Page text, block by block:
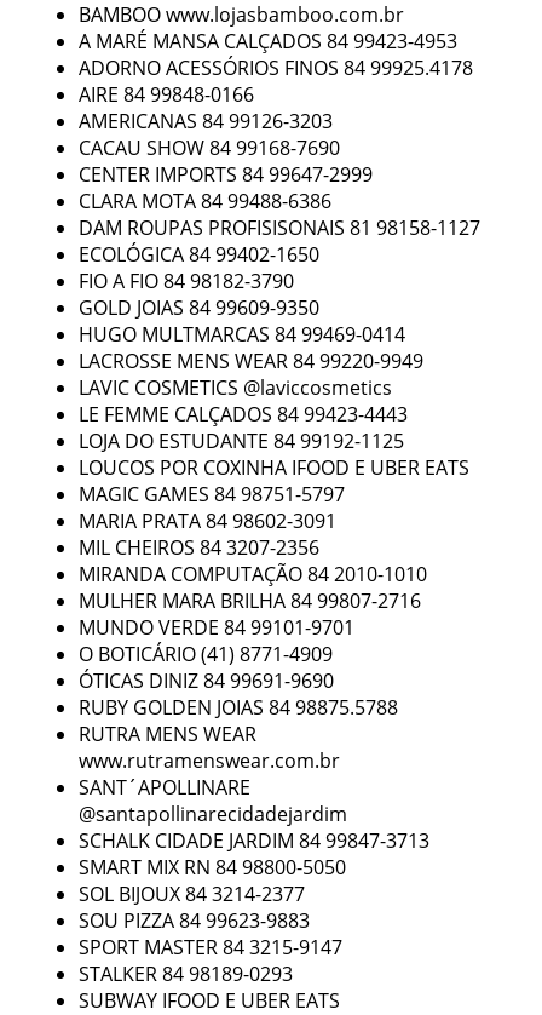
BAMBOO www.lojasbamboo.com.br
A MARÉ MANSA CALÇADOS 84 99423-4953
ADORNO ACESSÓRIOS FINOS 84 99925.4178
AIRE 84 99848-0166
AMERICANAS 84 99126-3203
CACAU SHOW 84 99168-7690
CENTER IMPORTS 84 99647-2999
CLARA MOTA 84 99488-6386
DAM ROUPAS PROFISISONAIS 81 98158-1127
ECOLÓGICA 84 99402-1650
FIO A FIO 84 98182-3790
GOLD JOIAS 84 99609-9350
HUGO MULTMARCAS 84 99469-0414
LACROSSE MENS WEAR 84 99220-9949
LAVIC COSMETICS @laviccosmetics
LE FEMME CALÇADOS 84 99423-4443
LOJA DO ESTUDANTE 84 99192-1125
LOUCOS POR COXINHA IFOOD E UBER EATS
MAGIC GAMES 84 98751-5797
MARIA PRATA 84 98602-3091
MIL CHEIROS 84 3207-2356
MIRANDA COMPUTAÇÃO 84 2010-1010
MULHER MARA BRILHA 84 99807-2716
MUNDO VERDE 84 99101-9701
O BOTICÁRIO (41) 8771-4909
ÓTICAS DINIZ 84 99691-9690
RUBY GOLDEN JOIAS 84 98875.5788
RUTRA MENS WEAR
www.rutramenswear.com.br
SANT´APOLLINARE
@santapollinarecidadejardim
SCHALK CIDADE JARDIM 84 99847-3713
SMART MIX RN 84 98800-5050
SOL BIJOUX 84 3214-2377
SOU PIZZA 84 99623-9883
SPORT MASTER 84 3215-9147
STALKER 84 98189-0293
SUBWAY IFOOD E UBER EATS